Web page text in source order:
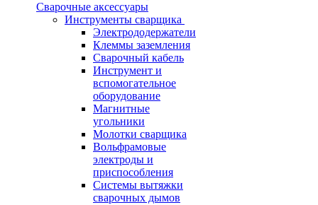
Сварочные аксессуары
Инструменты сварщика
Электрододержатели
Клеммы заземления
Сварочный кабель
Инструмент и
вспомогательное
оборудование
Магнитные
угольники
Молотки сварщика
Вольфрамовые
электроды и
приспособления
Системы вытяжки
сварочных дымов